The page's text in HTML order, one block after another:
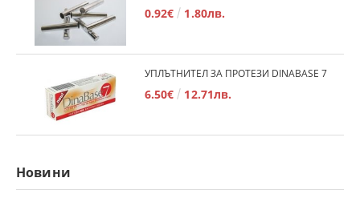
0.92€ 1.80лв.
УПЛЪТНИТЕЛ ЗА ПРОТЕЗИ DINABASE 7
6.50€ 12.71лв.
Новини